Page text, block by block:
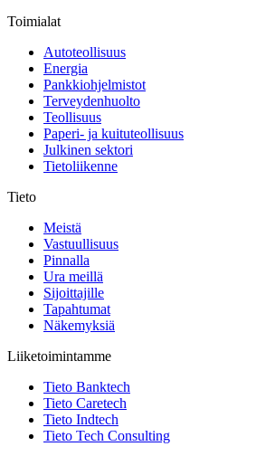
Toimialat
Autoteollisuus
Energia
Pankkiohjelmistot
Terveydenhuolto
Teollisuus
Paperi- ja kuituteollisuus
Julkinen sektori
Tietoliikenne
Tieto
Meistä
Vastuullisuus
Pinnalla
Ura meillä
Sijoittajille
Tapahtumat
Näkemyksiä
Liiketoimintamme
Tieto Banktech
Tieto Caretech
Tieto Indtech
Tieto Tech Consulting